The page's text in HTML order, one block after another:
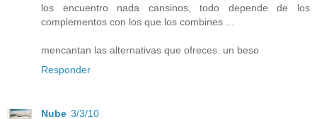
los encuentro nada cansinos, todo depende de los
complementos con los que los combines ...
mencantan las alternativas que ofreces. un beso
Responder
Nube 3/3/10